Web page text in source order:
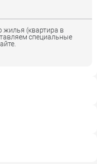
жилья (квартира в
специальные